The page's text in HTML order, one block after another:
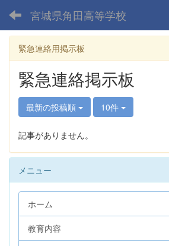
宮城県角田高等学校
緊急連絡用掲示板
緊急連絡掲示板
最新の投稿順 10件
記事がありません。
メニュー
ホーム
教育内容